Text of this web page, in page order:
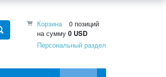
Корзина
0 позиций
на сумму 0 USD
Персональный раздел